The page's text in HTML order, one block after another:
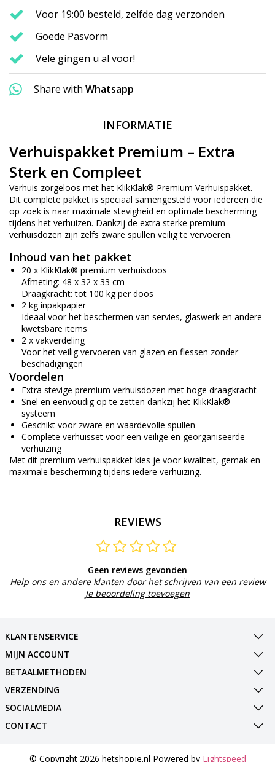
Voor 19:00 besteld, zelfde dag verzonden
Goede Pasvorm
Vele gingen u al voor!
Share with Whatsapp
INFORMATIE
Verhuispakket Premium – Extra
Sterk en Compleet
Verhuis zorgeloos met het KlikKlak® Premium Verhuispakket.
Dit complete pakket is speciaal samengesteld voor iedereen die
op zoek is naar maximale stevigheid en optimale bescherming
tijdens het verhuizen. Dankzij de extra sterke premium
verhuisdozen zijn zelfs zware spullen veilig te vervoeren.
Inhoud van het pakket
20 x KlikKlak® premium verhuisdoos
Afmeting: 48 x 32 x 33 cm
Draagkracht: tot 100 kg per doos
2 kg inpakpapier
Ideaal voor het beschermen van servies, glaswerk en andere
kwetsbare items
2 x vakverdeling
Voor het veilig vervoeren van glazen en flessen zonder
beschadigingen
Voordelen
Extra stevige premium verhuisdozen met hoge draagkracht
Snel en eenvoudig op te zetten dankzij het KlikKlak®
systeem
Geschikt voor zware en waardevolle spullen
Complete verhuisset voor een veilige en georganiseerde
verhuizing
Met dit premium verhuispakket kies je voor kwaliteit, gemak en
maximale bescherming tijdens iedere verhuizing.
REVIEWS
Geen reviews gevonden
Help ons en andere klanten door het schrijven van een review
Je beoordeling toevoegen
KLANTENSERVICE
MIJN ACCOUNT
BETAALMETHODEN
VERZENDING
SOCIALMEDIA
CONTACT
© Copyright 2026 hetshopje.nl Powered by Lightspeed